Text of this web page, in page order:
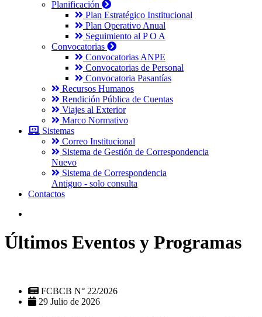
Planificación
Plan Estratégico Institucional
Plan Operativo Anual
Seguimiento al P O A
Convocatorias
Convocatorias ANPE
Convocatorias de Personal
Convocatoria Pasantías
Recursos Humanos
Rendición Pública de Cuentas
Viajes al Exterior
Marco Normativo
Sistemas
Correo Institucional
Sistema de Gestión de Correspondencia
Nuevo
Sistema de Correspondencia
Antiguo - solo consulta
Contactos
Últimos Eventos y Programas
FCBCB N° 22/2026
29 Julio de 2026